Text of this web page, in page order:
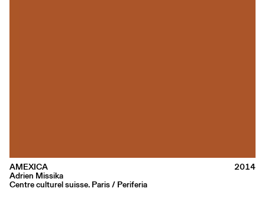
AMEXICA
Adrien Missika
Centre culturel suisse. Paris / Periferia
2014